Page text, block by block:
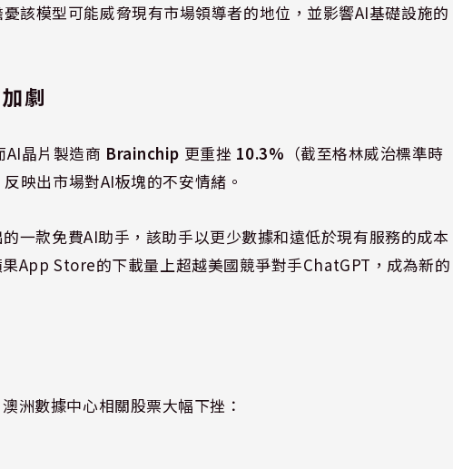
該模型可能威脅現有市場領導者的地位，並影響AI基礎設施的
劇
AI晶片製造商 Brainchip 更重挫 10.3% （截至格林威治標準時
反映出市場對AI板塊的不安情緒。
一款免費AI助手，該助手以更少數據和遠低於現有服務的成本
App Store的下載量上超越美國競爭對手ChatGPT，成為新的
洲數據中心相關股票大幅下挫：